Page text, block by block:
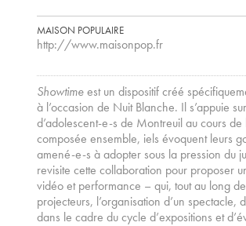
MAISON POPULAIRE
http://www.maisonpop.fr
Showtimeest un dispositif créé
à l’occasion de Nuit Blanche. Ils’appuie
d’adolescent-e-s de Montreuil au cours
composée ensemble, iels évoquent leurs
amené-e-s à adopter sous la pression du
revisite cette collaboration pour proposer
vidéo et performance – qui, tout au long
projecteurs, l’organisation d’un
dans le cadre du cycle d’expositions et